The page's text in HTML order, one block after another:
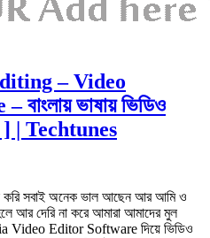
– Video
ভাষায় ভিডিও
] | Techtunes
করি সবাই অনেক ভাল আছেন আর আমি ও
আর দেরি না করে আমারা আমাদের মুল
Video Editor Software দিয়ে ভিডিও